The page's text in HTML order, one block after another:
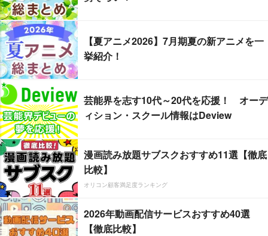
【夏アニメ2026】7月期夏の新アニメを一
挙紹介！
芸能界を志す10代～20代を応援！ オーデ
ィション・スクール情報はDeview
漫画読み放題サブスクおすすめ11選【徹底
比較】
オリコン顧客満足度ランキング
2026年動画配信サービスおすすめ40選
【徹底比較】